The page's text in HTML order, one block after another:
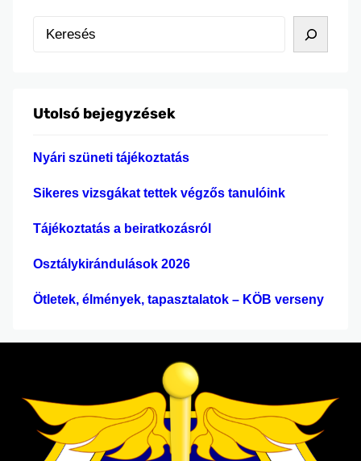
s
Utolsó bejegyzések
Nyári szüneti tájékoztatás
Sikeres vizsgákat tettek végzős tanulóink
Tájékoztatás a beiratkozásról
Osztálykirándulások 2026
Ötletek, élmények, tapasztalatok – KÖB verseny